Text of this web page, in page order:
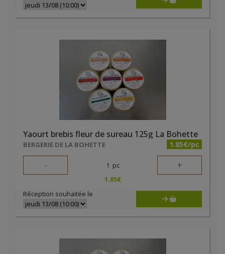
Yaourt brebis fleur de sureau 125g La Bohette
BERGERIE DE LA BOHETTE 1.85€/pc
- 1 pc +
1.85€
Réception souhaitée le